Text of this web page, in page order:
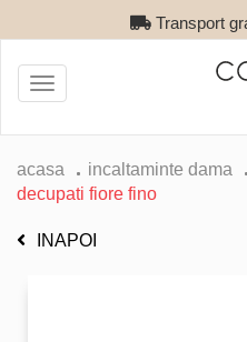
Transport
Toggle
navigation
acasa incaltaminte dama
decupati fiore fino
INAPOI